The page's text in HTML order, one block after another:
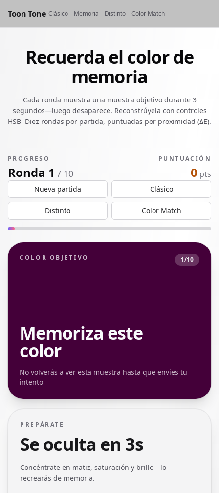
Toon Tone Clásico Memoria Distinto Color Match
Recuerda el color de
memoria
Cada ronda muestra una muestra objetivo durante 3
segundos—luego desaparece. Reconstrúyela con controles
HSB. Diez rondas por partida, puntuadas por proximidad (ΔE).
PROGRESO
Ronda 1 / 10
PUNTUACIÓN
0 pts
Nueva partida Clásico
Distinto Color Match
COLOR OBJETIVO 1/10
Memoriza este
color
No volverás a ver esta muestra hasta que envíes tu
intento.
PREPÁRATE
Se oculta en 3s
Concéntrate en matiz, saturación y brillo—lo
recrearás de memoria.